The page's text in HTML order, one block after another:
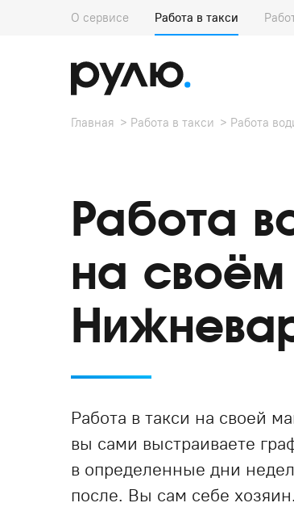
О сервисе Работа в такси
Главная Работа в такси Работа
Работа
на своём
Работа в такси на своей
вы сами выстраиваете
в определенные дни
после. Вы сам себе хозяин.